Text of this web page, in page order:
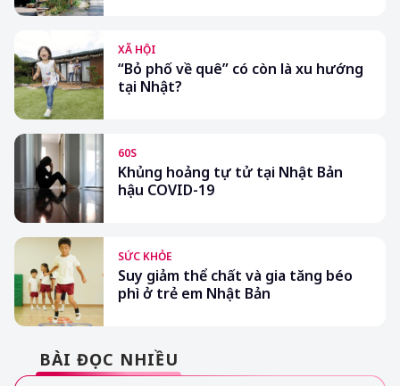
XÃ HỘI
“Bỏ phố về quê” có còn là xu hướng
tại Nhật?
60S
Khủng hoảng tự tử tại Nhật Bản
hậu COVID-19
SỨC KHỎE
Suy giảm thể chất và gia tăng béo
phì ở trẻ em Nhật Bản
BÀI ĐỌC NHIỀU